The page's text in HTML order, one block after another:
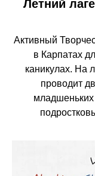
Летний
Активный
в Карпатах
каникулах. На
проводит
младшеньких